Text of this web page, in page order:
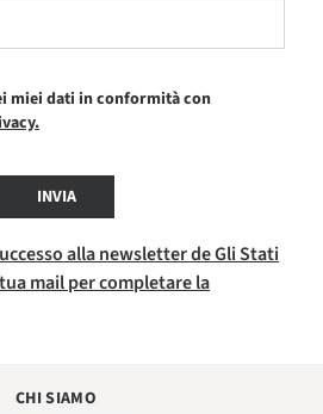
miei dati in conformità con
INVIA
alla newsletter de Gli Stati
mail per completare la
CHI SIAMO